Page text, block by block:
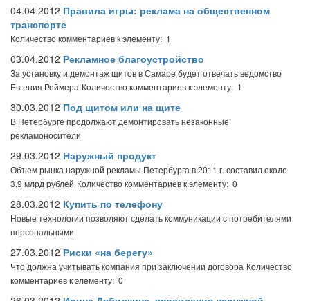
04.04.2012 Правила игры: реклама на общественном
транспорте
Количество комментариев к элементу: 1
03.04.2012 Рекламное благоустройство
За установку и демонтаж щитов в Самаре будет отвечать ведомство
Евгения Реймера Количество комментариев к элементу: 1
30.03.2012 Под щитом или на щите
В Петербурге продолжают демонтировать незаконные
рекламоносители
29.03.2012 Наружный продукт
Объем рынка наружной рекламы Петербурга в 2011 г. составил около
3,9 млрд рублей Количество комментариев к элементу: 0
28.03.2012 Купить по телефону
Новые технологии позволяют сделать коммуникации с потребителями
персональными
27.03.2012 Риски «на берегу»
Что должна учитывать компания при заключении договора Количество
комментариев к элементу: 0